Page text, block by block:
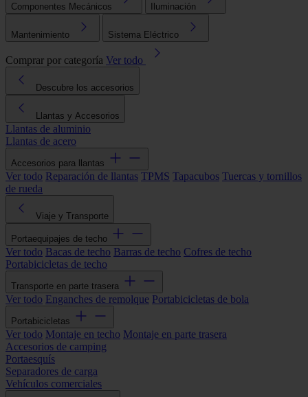
Componentes Mecánicos Iluminación
Mantenimiento Sistema Eléctrico
Comprar por categoría Ver todo
Descubre los accesorios
Llantas y Accesorios
Llantas de aluminio
Llantas de acero
Accesorios para llantas
Ver todo Reparación de llantas TPMS Tapacubos Tuercas y tornillos
de rueda
Viaje y Transporte
Portaequipajes de techo
Ver todo Bacas de techo Barras de techo Cofres de techo
Portabicicletas de techo
Transporte en parte trasera
Ver todo Enganches de remolque Portabicicletas de bola
Portabicicletas
Ver todo Montaje en techo Montaje en parte trasera
Accesorios de camping
Portaesquís
Separadores de carga
Vehículos comerciales